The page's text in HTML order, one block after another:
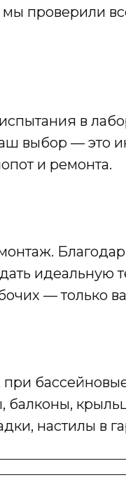
проверили
в
выбор — это
и ремонта.
идеальную
— только
настилы в